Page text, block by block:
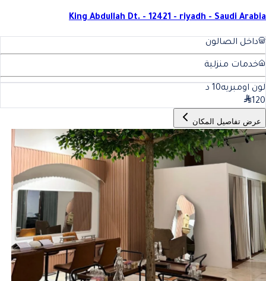
King Abdullah Dt. - 12421 - riyadh - Saudi Arabia
داخل الصالون
خدمات منزلية
لون اومبريه10 د
120
عرض تفاصيل المكان